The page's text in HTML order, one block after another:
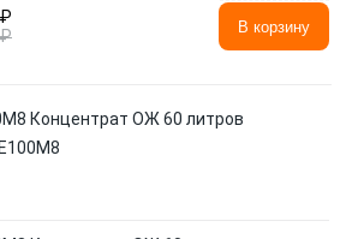
В корзину
Концентрат ОЖ 60 литров